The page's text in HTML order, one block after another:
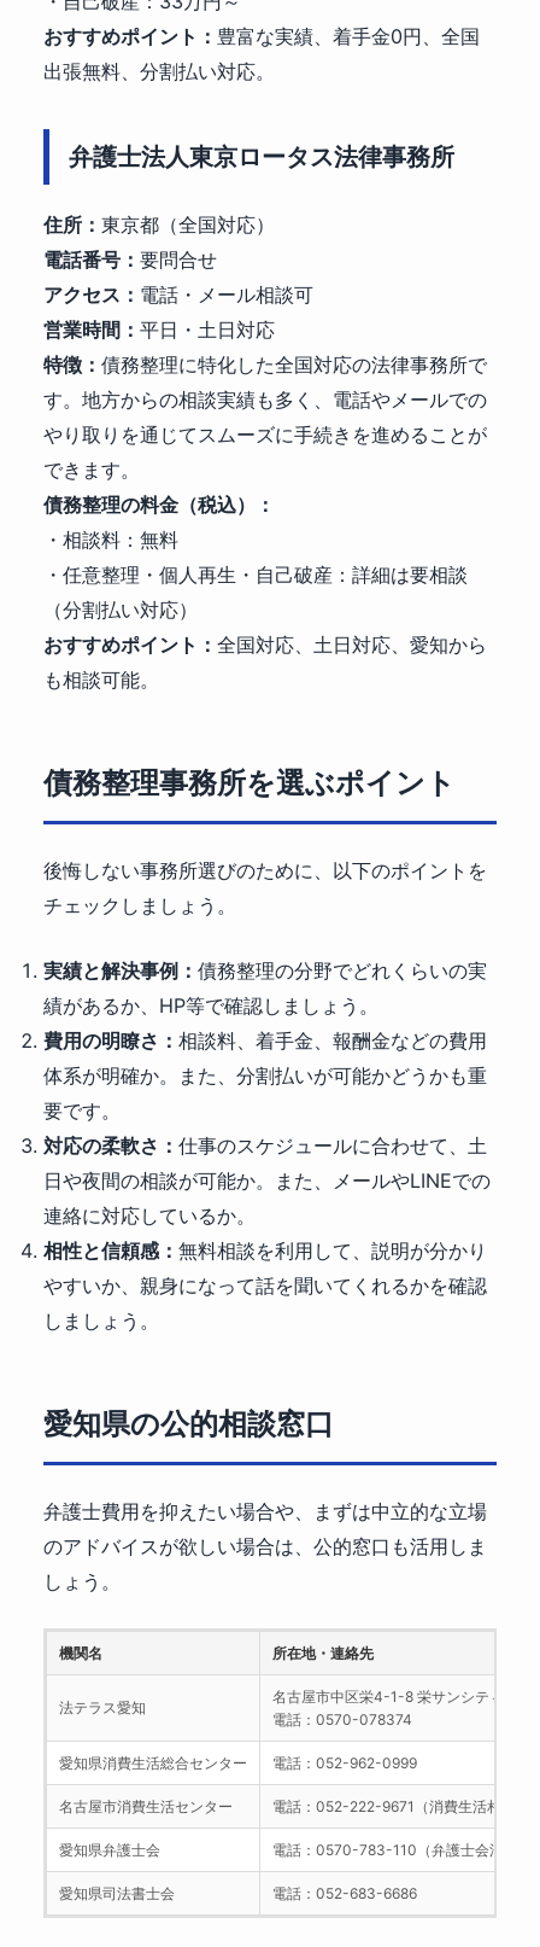
おすすめポイント： 豊富な実績、着手金0円、全国
出張無料、分割払い対応。
弁護士法人東京ロータス法律事務所
住所： 東京都（全国対応）
電話番号： 要問合せ
アクセス： 電話・メール相談可
営業時間： 平日・土日対応
特徴： 債務整理に特化した全国対応の法律事務所で
す。地方からの相談実績も多く、電話やメールでの
やり取りを通じてスムーズに手続きを進めることが
できます。
債務整理の料金（税込）：
・相談料：無料
・任意整理・個人再生・自己破産：詳細は要相談
（分割払い対応）
おすすめポイント： 全国対応、土日対応、愛知から
も相談可能。
債務整理事務所を選ぶポイント
後悔しない事務所選びのために、以下のポイントを
チェックしましょう。
実績と解決事例： 債務整理の分野でどれくらいの実
績があるか、HP等で確認しましょう。
費用の明瞭さ： 相談料、着手金、報酬金などの費用
体系が明確か。また、分割払いが可能かどうかも重
要です。
対応の柔軟さ： 仕事のスケジュールに合わせて、土
日や夜間の相談が可能か。また、メールやLINEでの
連絡に対応しているか。
相性と信頼感： 無料相談を利用して、説明が分かり
やすいか、親身になって話を聞いてくれるかを確認
しましょう。
愛知県の公的相談窓口
弁護士費用を抑えたい場合や、まずは中立的な立場
のアドバイスが欲しい場合は、公的窓口も活用しま
しょう。
機関名 所在地・連絡先
法テラス愛知
名古屋市中区栄4-1-8 栄サンシティービ
電話：0570-078374
愛知県消費生活総合センター 電話：052-962-0999
名古屋市消費生活センター 電話：052-222-9671（消費生活相談）
愛知県弁護士会 電話：0570-783-110（弁護士会法律相
愛知県司法書士会 電話：052-683-6686